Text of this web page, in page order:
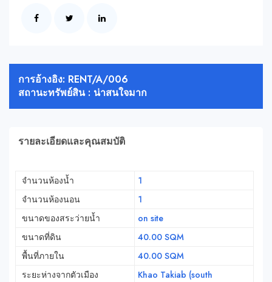
การอ้างอิง: RENT/A/006
สถานะทรัพย์สิน : น่าสนใจมาก
รายละเอียดและคุณสมบัติ
จำนวนห้องน้ำ
1
จำนวนห้องนอน
1
ขนาดของสระว่ายน้ำ
on site
ขนาดที่ดิน
40.00 SQM
พื้นที่ภายใน
40.00 SQM
ระยะห่างจากตัวเมือง
Khao Takiab (south